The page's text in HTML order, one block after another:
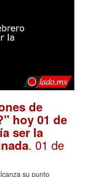
de
hoy 01 de
ser la
. 01 de
su punto